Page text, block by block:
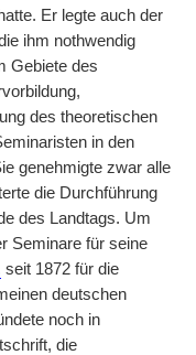
Er legte auch der
ihm nothwendig
Gebiete des
des theoretischen
in den
genehmigte zwar alle
die Durchführung
des Landtags. Um
Seminare für seine
seit 1872 für die
deutschen
noch in
die